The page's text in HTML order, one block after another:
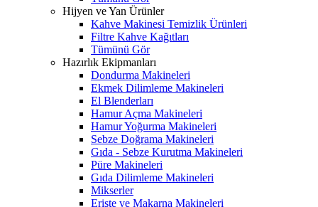
Hijyen ve Yan Ürünler
Kahve Makinesi Temizlik Ürünleri
Filtre Kahve Kağıtları
Tümünü Gör
Hazırlık Ekipmanları
Dondurma Makineleri
Ekmek Dilimleme Makineleri
El Blenderları
Hamur Açma Makineleri
Hamur Yoğurma Makineleri
Sebze Doğrama Makineleri
Gıda - Sebze Kurutma Makineleri
Püre Makineleri
Gıda Dilimleme Makineleri
Mikserler
Erişte ve Makarna Makineleri